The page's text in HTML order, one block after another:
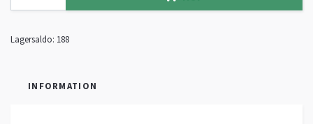
Lagersaldo: 188
INFORMATION